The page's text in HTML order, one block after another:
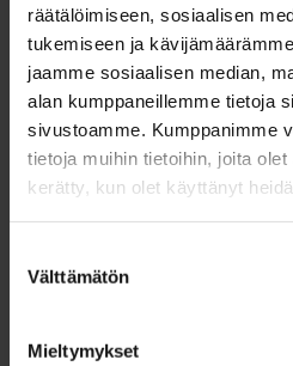
räätälöimiseen, sosiaalisen
tukemiseen ja
jaamme sosiaalisen median,
alan kumppaneillemme tietoja
sivustoamme. Kumppanimme
tietoja muihin tietoihin, joita
kerätty, kun olet käyttänyt
valinta
Välttämätön
Mieltymykset
palveluliikenteen vuoden
Anttilan. Anttila palkitaan
asiakaspalvelustaan Onni-
sujuvasta yhteistyöstään
Anttila toimii kuljettajana
Oulun kaupungin